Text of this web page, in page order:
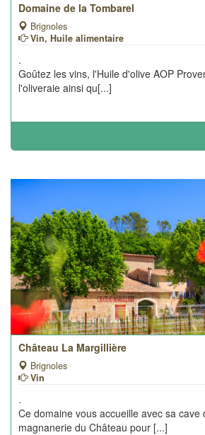
Domaine de la Tombarel
Brignoles
Vin, Huile alimentaire
.
Goûtez les vins, l'Huile d'olive AOP
l'oliveraie ainsi qu[...]
Château La Margillière
Brignoles
Vin
.
Ce domaine vous accueille avec sa cave
magnanerie du Château pour [...]